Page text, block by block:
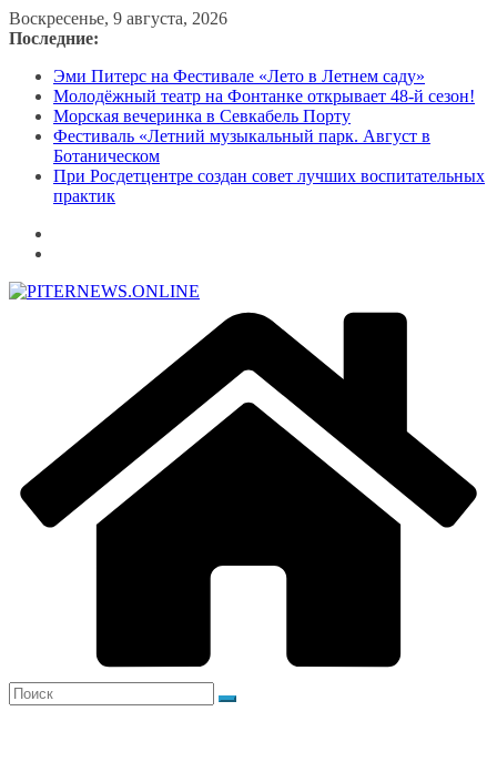
Перейти
к
Воскресенье, 9 августа, 2026
Последние:
Эми Питерс на Фестивале «Лето в Летнем саду»
Молодёжный театр на Фонтанке открывает 48-й сезон!
Морская вечеринка в Севкабель Порту
Фестиваль «Летний музыкальный парк. Август в
Ботаническом
При Росдетцентре создан совет лучших воспитательных
практик